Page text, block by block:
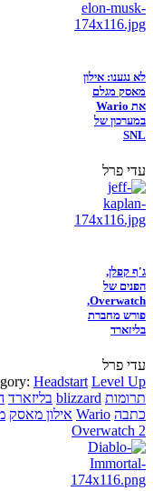
לא נגענו: אילון
מאסק מגלם
את Wario
במערכון של
SNL
עדי פרל
ג'ף קפלן,
הפנים של
Overwatch,
פורש מחברת
בליזארד
עדי פרל
Headstart Level Up
תרומות blizzard בליזארד
כתבה Wario אילון מאסק
Overwatch 2